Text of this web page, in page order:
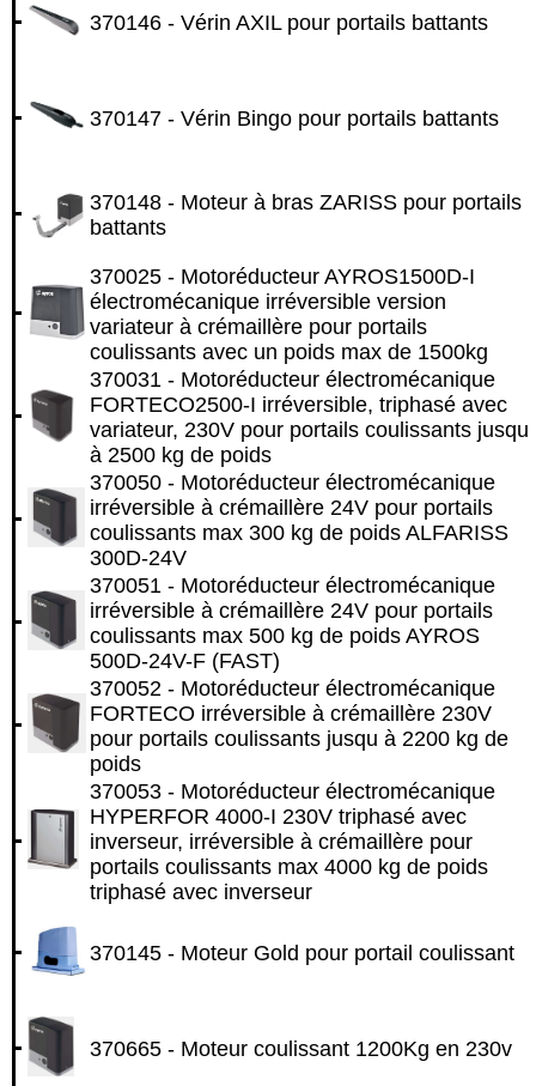
370146 - Vérin AXIL pour portails battants
370147 - Vérin Bingo pour portails battants
370148 - Moteur à bras ZARISS pour portails
battants
370025 - Motoréducteur AYROS1500D-I
électromécanique irréversible version
variateur à crémaillère pour portails
coulissants avec un poids max de 1500kg
370031 - Motoréducteur électromécanique
FORTECO2500-I irréversible, triphasé avec
variateur, 230V pour portails coulissants jusqu
à 2500 kg de poids
370050 - Motoréducteur électromécanique
irréversible à crémaillère 24V pour portails
coulissants max 300 kg de poids ALFARISS
300D-24V
370051 - Motoréducteur électromécanique
irréversible à crémaillère 24V pour portails
coulissants max 500 kg de poids AYROS
500D-24V-F (FAST)
370052 - Motoréducteur électromécanique
FORTECO irréversible à crémaillère 230V
pour portails coulissants jusqu à 2200 kg de
poids
370053 - Motoréducteur électromécanique
HYPERFOR 4000-I 230V triphasé avec
inverseur, irréversible à crémaillère pour
portails coulissants max 4000 kg de poids
triphasé avec inverseur
370145 - Moteur Gold pour portail coulissant
370665 - Moteur coulissant 1200Kg en 230v